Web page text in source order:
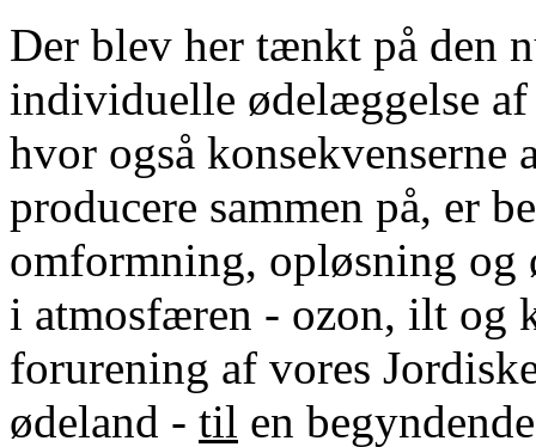
Der blev her tænkt på den
individuelle ødelæggelse
hvor også konsekvenserne
producere sammen på, er
omformning, opløsning og
i atmosfæren - ozon, ilt og
forurening af vores
ødeland - til en